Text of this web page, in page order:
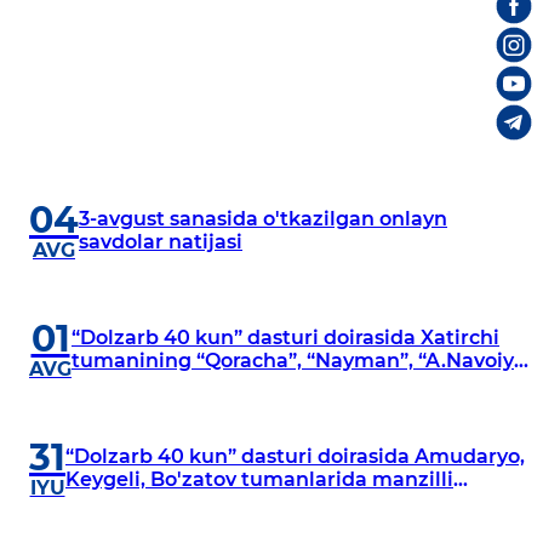
04
AVG
3-avgust sanasida o'tkazilgan onlayn
savdolar natijasi
01
AVG
“Dolzarb 40 kun” dasturi doirasida Xatirchi
tumanining “Qoracha”, “Nayman”, “A.Navoiy”
31
IYU
“Dolzarb 40 kun” dasturi doirasida Amudaryo,
Keygeli, Bo'zatov tumanlarida manzilli